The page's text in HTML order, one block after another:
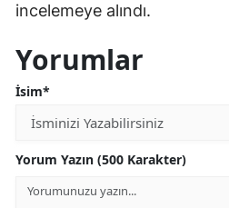
incelemeye alındı.
Yorumlar
İsim*
Yorum Yazın (500 Karakter)